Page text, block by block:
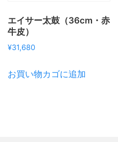
エイサー太鼓（36cm・赤
牛皮）
¥31,680
お買い物カゴに追加